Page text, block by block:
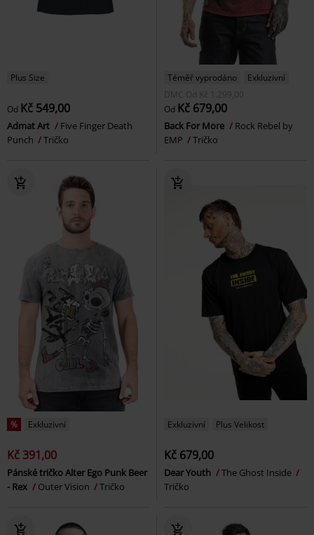
Plus Size
Od Kč 549,00
Admat Art
Five Finger Death
Punch
Tričko
Téměř vyprodáno
Exkluzivní
DMC Od Kč 1.299,00
Od Kč 679,00
Back For More
Rock Rebel by
EMP
Tričko
% Exkluzivní
Kč 391,00
Pánské tričko Alter Ego Punk Beer
- Rex
Outer Vision Tričko
Exkluzivní Plus Velikost
Kč 679,00
Dear Youth
The Ghost Inside
Tričko